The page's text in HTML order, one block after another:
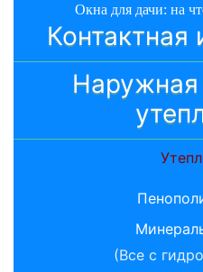
Окна для дачи: на
Наружная
(Все с